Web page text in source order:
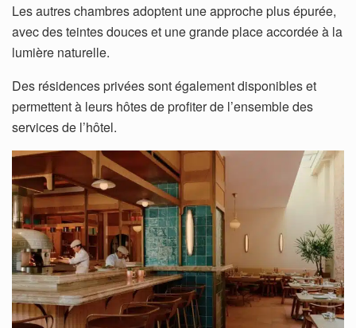
Les autres chambres adoptent une approche plus épurée,
avec des teintes douces et une grande place accordée à la
lumière naturelle.
Des résidences privées sont également disponibles et
permettent à leurs hôtes de profiter de l’ensemble des
services de l’hôtel.